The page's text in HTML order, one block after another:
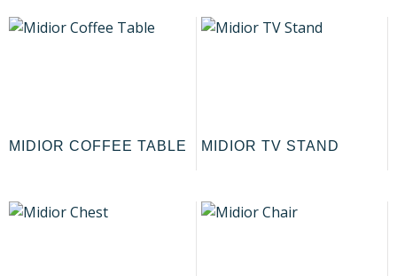
MIDIOR COFFEE TABLE MIDIOR TV STAND